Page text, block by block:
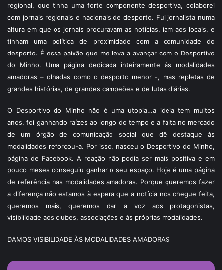
regional, que tinha uma forte componente desportiva, colaborei
com jornais regionais e nacionais de desporto. Fui jornalista numa
altura em que os jornais procuravam as notícias, iam aos locais, e
tinham uma política de proximidade com a comunidade do
desporto. É essa paixão que me leva a avançar com o Desportivo
do Minho. Uma página dedicada inteiramente às modalidades
amadoras – olhadas como o desporto menor -, mas repletas de
grandes histórias, de grandes campeões e de lutas diárias.
O Desportivo do Minho não é uma utopia…a ideia tem muitos
anos, foi ganhando raízes ao longo do tempo e a falta no mercado
de um órgão de comunicação social que dê destaque às
modalidades reforçou-a. Por isso, nasceu o Desportivo do Minho,
página de Facebook. A reação não podia ser mais positiva e em
pouco meses conseguiu ganhar o seu espaço. Hoje é uma página
de referência nas modalidades amadoras. Porque queremos fazer
a diferença não estamos à espera que a notícia nos chegue feita,
queremos mais, queremos dar a voz aos protagonistas,
visibilidade aos clubes, associações e às próprias modalidades.
DAMOS VISIBILIDADE ÀS MODALIDADES AMADORAS